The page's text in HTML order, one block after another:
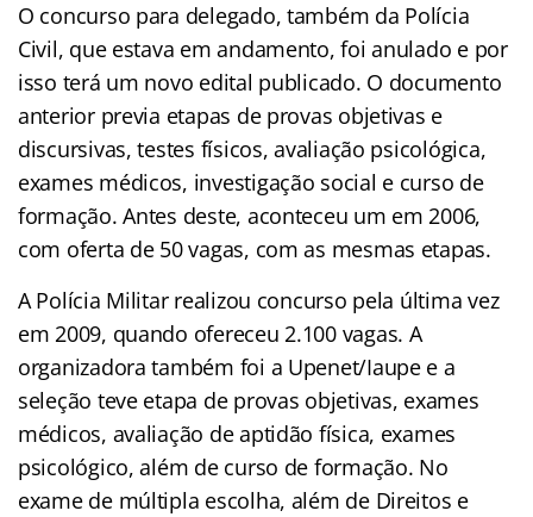
O concurso para delegado, também da Polícia
Civil, que estava em andamento, foi anulado e por
isso terá um novo edital publicado. O documento
anterior previa etapas de provas objetivas e
discursivas, testes físicos, avaliação psicológica,
exames médicos, investigação social e curso de
formação. Antes deste, aconteceu um em 2006,
com oferta de 50 vagas, com as mesmas etapas.
A Polícia Militar realizou concurso pela última vez
em 2009, quando ofereceu 2.100 vagas. A
organizadora também foi a Upenet/Iaupe e a
seleção teve etapa de provas objetivas, exames
médicos, avaliação de aptidão física, exames
psicológico, além de curso de formação. No
exame de múltipla escolha, além de Direitos e